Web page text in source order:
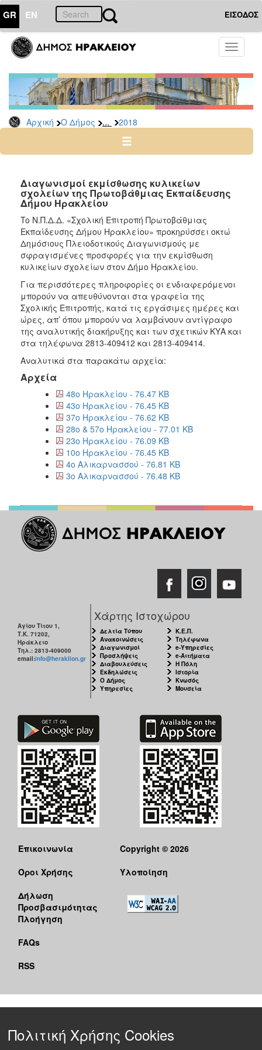
GR EN ΕΙΣΟΔΟΣ
Toggle
Αρχική Ο Δήμος ... 2018
ΔΗΜΟΣ
Διακηρύξεις
-
Δημοπρασίες
Αρχείο
2025
2023
2022
2021
2020
2019
2017
2016
2015
2013
ΑΝΘΕΚΤΙΚΗ
Διαγωνισμοί εκμίσθωσης κυλικείων
σχολείων της Πρωτοβάθμιας Εκπαίδευσης
Δήμου Ηρακλείου
To Ν.Π.Δ.Δ. «Σχολική Επιτροπή Πρωτοβάθμιας
Εκπαίδευσης Δήμου Ηρακλείου» προκηρύσσει οκτώ
Δημόσιους Πλειοδοτικούς Διαγωνισμούς με
σφραγισμένες προσφορές για την εκμίσθωση
κυλικείων σχολείων στον Δήμο Ηρακλείου.
Για περισσότερες πληροφορίες οι ενδιαφερόμενοι
μπορούν να απευθύνονται στα γραφεία της
Σχολικής Επιτροπής, κατά τις εργάσιμες ημέρες και
ώρες, απ’ όπου μπορούν να λαμβάνουν αντίγραφο
της αναλυτικής διακήρυξης και των σχετικών ΚΥΑ και
στα τηλέφωνα 2813-409412 και 2813-409414.
Αναλυτικά στα παρακάτω αρχεία:
Αρχεία
48ο Ηρακλείου - 76.47 KB
43ο Ηρακλείου - 76.45 KB
37ο Ηρακλείου - 76.62 KB
28ο & 57ο Ηρακλείου - 77.01 KB
23ο Ηρακλείου - 76.09 KB
10ο Ηρακλείου - 76.45 KB
4ο Αλικαρνασσού - 76.81 KB
3ο Αλικαρνασσού - 76.48 KB
Αγίου Τίτου 1,
Τ.Κ. 71202,
Ηράκλειο
Τηλ.: 2813-409000
email:info@heraklion.gr
Χάρτης Ιστοχώρου
Δελτία Τύπου
Ανακοινώσεις
Διαγωνισμοί
Προσλήψεις
Διαβουλεύσεις
Εκδηλώσεις
Ο Δήμος
Υπηρεσίες
Κ.Ε.Π.
Τηλέφωνα
e-Υπηρεσίες
e-Αιτήματα
Η Πόλη
Ιστορία
Κνωσός
Μουσεία
Επικοινωνία
Όροι Χρήσης
Δήλωση
Προσβασιμότητας
Πλοήγηση
FAQs
RSS
Copyright © 2026
Υλοποίηση
Πολιτική Χρήσης Cookies